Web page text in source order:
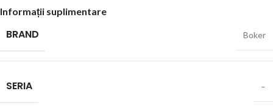
Informații suplimentare
BRAND Boker
SERIA –